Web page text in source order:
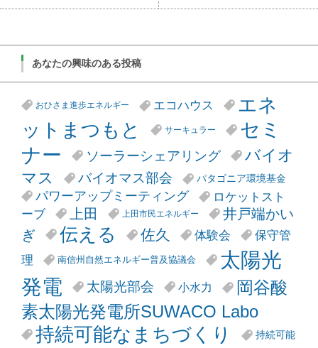
あなたの興味のある投稿
おひさま進歩エネルギー エコハウス
エネ
ットまつもと
サーキュラー
セミ
ナー
ソーラーシェアリング
バイオ
マス
バイオマス部会 パタゴニア環境基金
パワーアップミーティング
ロケットスト
ーブ
上田 上田市民エネルギー
井戸端かい
ぎ
伝える 佐久 体験会
保守管
理
南信州自然エネルギー普及協議会
太陽光
発電
太陽光部会 小水力
岡谷酸
素太陽光発電所SUWACO Labo
持続可能なまちづくり 持続可能